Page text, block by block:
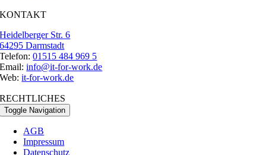
KONTAKT
Heidelberger Str. 6
64295 Darmstadt
Telefon:01515 484 969 5
Email:info@it-for-work.de
Web:it-for-work.de
RECHTLICHES
Toggle Navigation
AGB
Impressum
Datenschutz